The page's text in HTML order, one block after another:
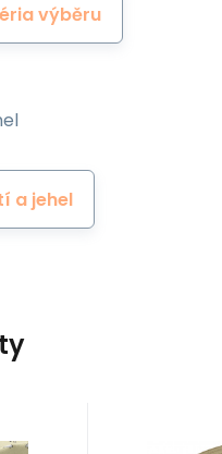
výběru
a jehel